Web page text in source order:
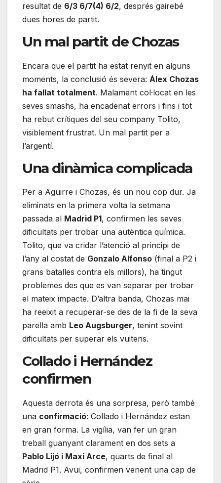
resultat de 6/3 6/7(4) 6/2, després gairebé
dues hores de partit.
Un mal partit de Chozas
Encara que el partit ha estat renyit en alguns
moments, la conclusió és severa: Álex Chozas
ha fallat totalment. Malament col·locat en les
seves smashs, ha encadenat errors i fins i tot
ha rebut crítiques del seu company Tolito,
visiblement frustrat. Un mal partit per a
l’argentí.
Una dinàmica complicada
Per a Aguirre i Chozas, és un nou cop dur. Ja
eliminats en la primera volta la setmana
passada al Madrid P1, confirmen les seves
dificultats per trobar una autèntica química.
Tolito, que va cridar l’atenció al principi de
l’any al costat de Gonzalo Alfonso (final a P2 i
grans batalles contra els millors), ha tingut
problemes des que es van separar per trobar
el mateix impacte. D’altra banda, Chozas mai
ha reeixit a recuperar-se des de la fi de la seva
parella amb Leo Augsburger, tenint sovint
dificultats per superar els vuitens.
Collado i Hernández
confirmen
Aquesta derrota és una sorpresa, però també
una confirmació: Collado i Hernández estan
en gran forma. La vigília, van fer un gran
treball guanyant clarament en dos sets a
Pablo Lijó i Maxi Arce, quarts de final al
Madrid P1. Avui, confirmen venent una cap de